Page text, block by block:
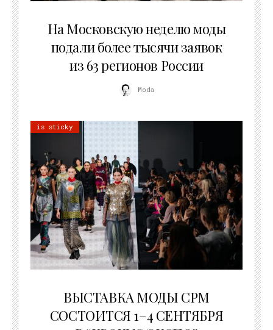
На Московскую неделю моды
подали более тысячи заявок
из 63 регионов России
Moda
is sticky
ВЫСТАВКА МОДЫ CPM
СОСТОИТСЯ 1–4 СЕНТЯБРЯ